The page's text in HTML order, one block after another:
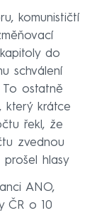
komunističtí
do
schválení
ostatně
který krátce
řekl, že
zvednou
prošel hlasy
ANO,
ČR o 10